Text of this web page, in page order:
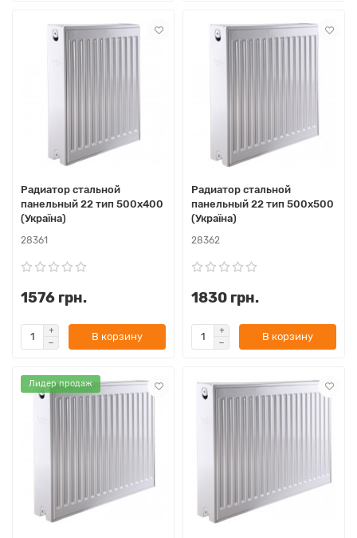
Радиатор стальной
панельный 22 тип 500x400
(Україна)
28361
1576 грн.
В корзину
Радиатор стальной
панельный 22 тип 500x500
(Україна)
28362
1830 грн.
В корзину
Лидер продаж